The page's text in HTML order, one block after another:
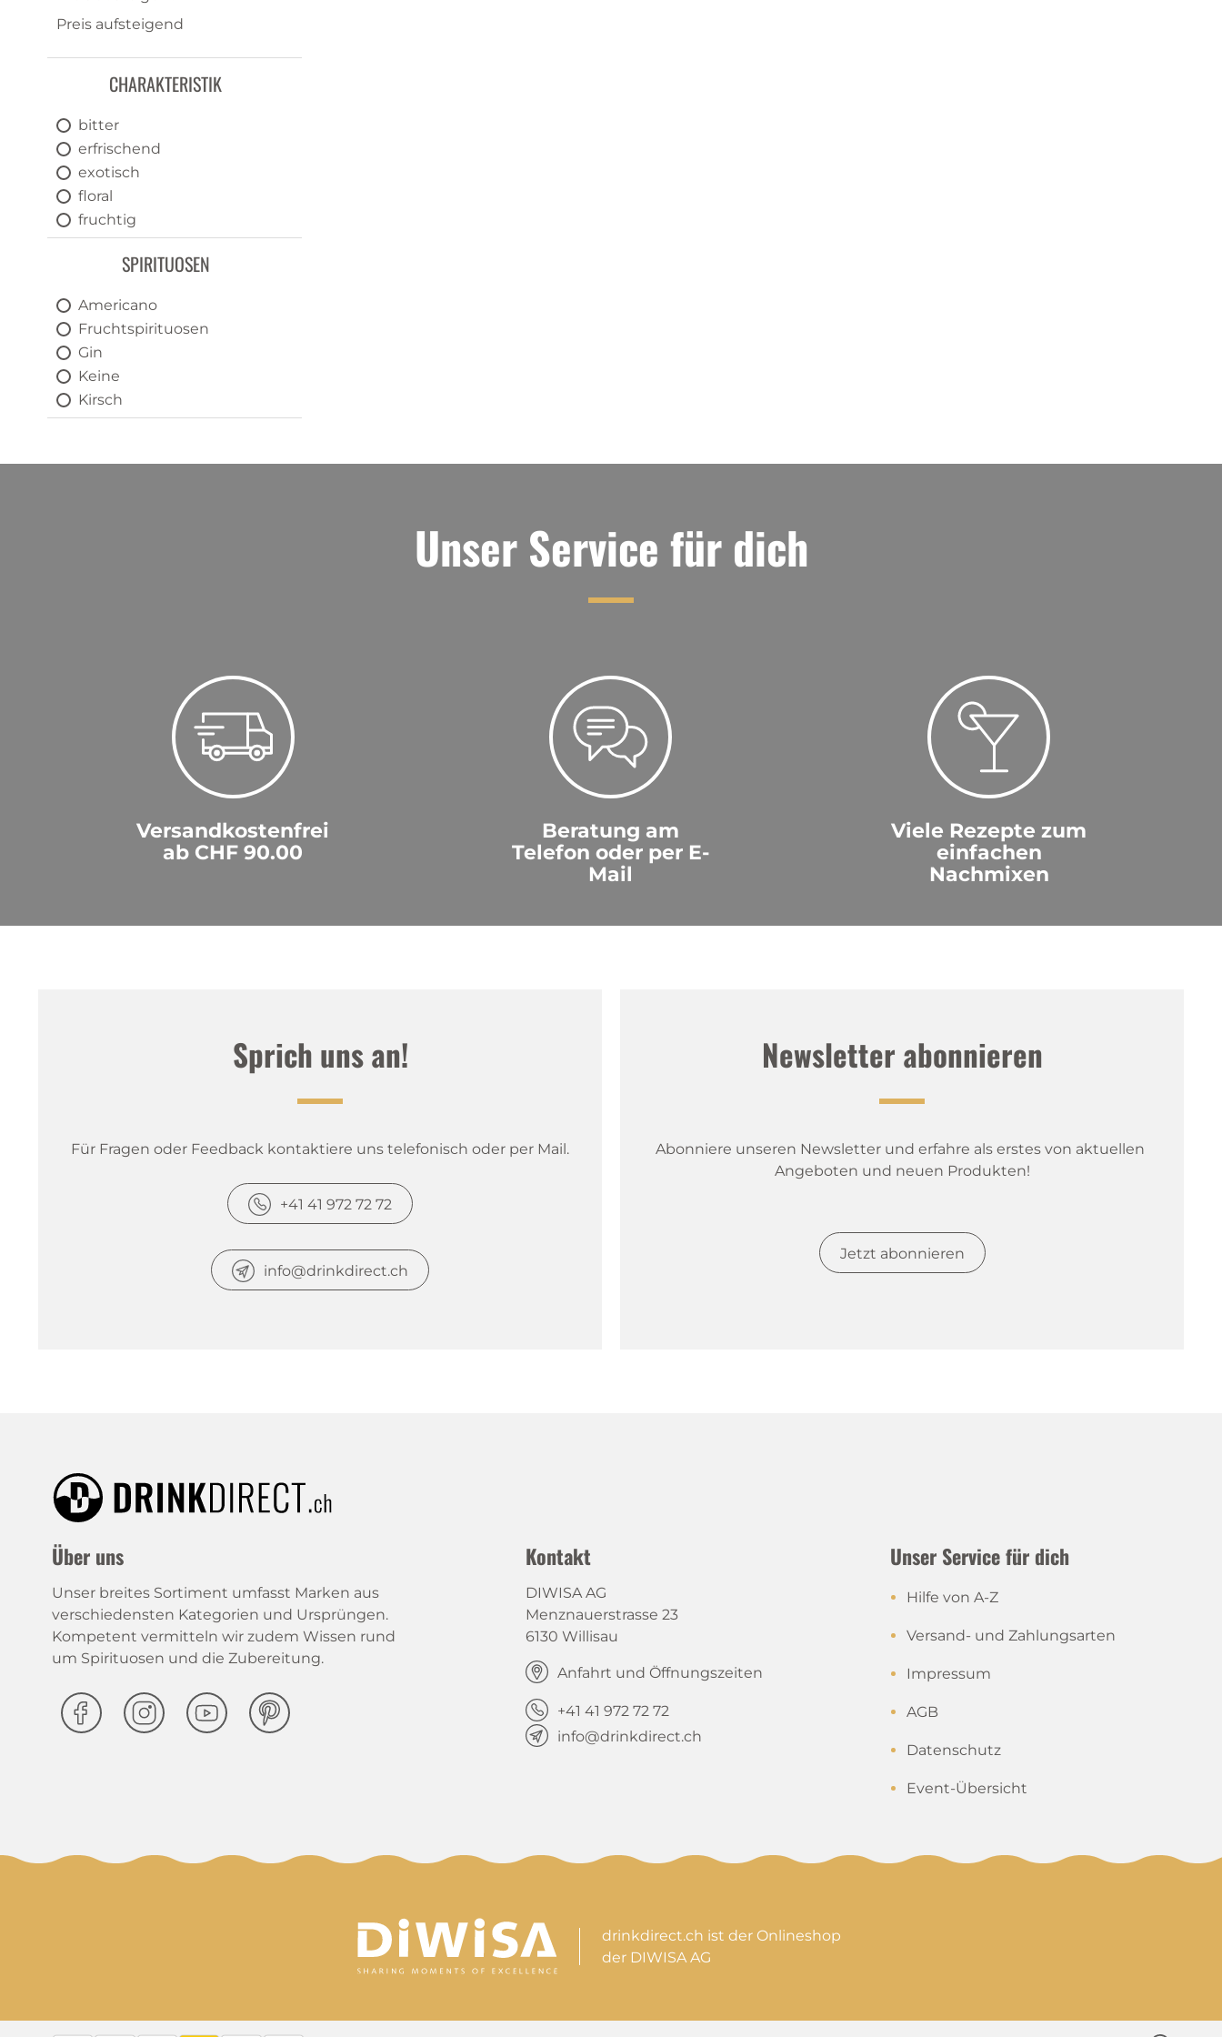
Preis aufsteigend
CHARAKTERISTIK
bitter
erfrischend
exotisch
floral
fruchtig
herbal
puristisch
scharf
spritzig
süss
trocken
SPIRITUOSEN
Americano
Fruchtspirituosen
Gin
Keine
Kirsch
Kräuterlikör
Unser Service für dich
Versandkostenfrei
ab CHF 90.00
Beratung am
Telefon oder per E-
Mail
Viele Rezepte zum
einfachen
Nachmixen
Sprich uns an!
Für Fragen oder Feedback kontaktiere uns telefonisch oder per Mail.
+41 41 972 72 72
info@drinkdirect.ch
Newsletter abonnieren
Abonniere unseren Newsletter und erfahre als erstes von aktuellen
Angeboten und neuen Produkten!
Jetzt abonnieren
Über uns
Unser breites Sortiment umfasst Marken aus
verschiedensten Kategorien und Ursprüngen.
Kompetent vermitteln wir zudem Wissen rund
um Spirituosen und die Zubereitung.
Kontakt
DIWISA AG
Menznauerstrasse 23
6130 Willisau
Anfahrt und Öffnungszeiten
+41 41 972 72 72
info@drinkdirect.ch
Unser Service für dich
Hilfe von A-Z
Versand- und Zahlungsarten
Impressum
AGB
Datenschutz
Event-Übersicht
drinkdirect.ch ist der Onlineshop
der DIWISA AG